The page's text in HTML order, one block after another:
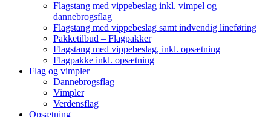
Flagstang med vippebeslag inkl. vimpel og
dannebrogsflag
Flagstang med vippebeslag samt indvendig lineføring
Pakketilbud – Flagpakker
Flagstang med vippebeslag, inkl. opsætning
Flagpakke inkl. opsætning
Flag og vimpler
Dannebrogsflag
Vimpler
Verdensflag
Opsætning